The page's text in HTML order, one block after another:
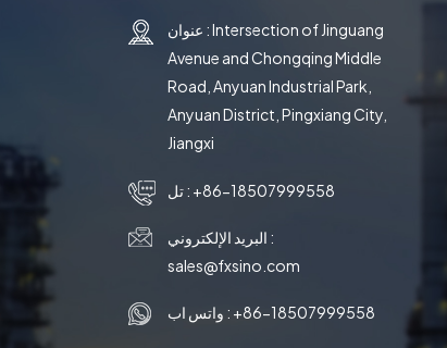
عنوان : Intersection of Jinguang
Avenue and Chongqing Middle
Road, Anyuan Industrial Park,
Anyuan District, Pingxiang City,
Jiangxi
تل : +86-18507999558
البريد الإلكتروني :
sales@fxsino.com
واتس اب : +86-18507999558